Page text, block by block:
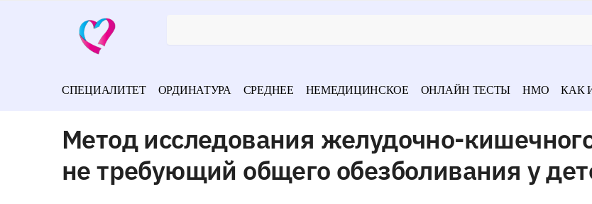
СПЕЦИАЛИТЕТ ОРДИНАТУРА СРЕДНЕЕ НЕМЕДИЦИНСКОЕ ОНЛАЙН ТЕСТЫ НМО КАК
Метод исследования желудочно-
не требующий общего обезболивания у